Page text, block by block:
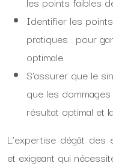
Identifier les
pratiques : pour
optimale.
S’assurer que le
que les
résultat optimal et
L’expertise dégât
et exigeant qui